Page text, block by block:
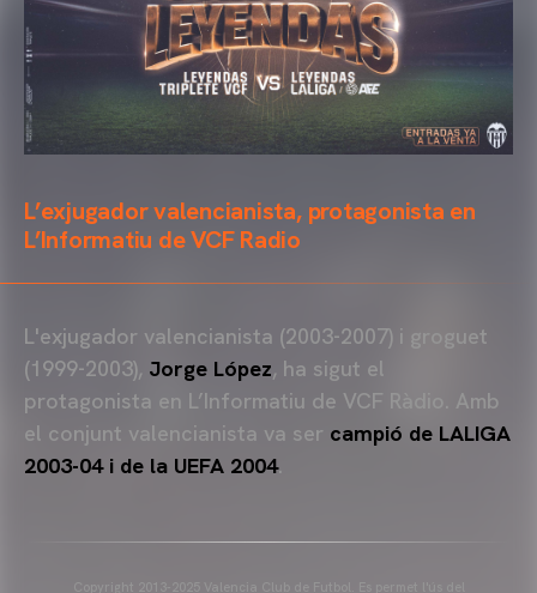
L’exjugador valencianista, protagonista en
L’Informatiu de VCF Radio
L'exjugador valencianista (2003-2007) i groguet
(1999-2003), Jorge López, ha sigut el
protagonista en L’Informatiu de VCF Ràdio. Amb
el conjunt valencianista va ser campió de LALIGA
2003-04 i de la UEFA 2004.
Copyright 2013-2025 Valencia Club de Futbol. Es permet l'ús del